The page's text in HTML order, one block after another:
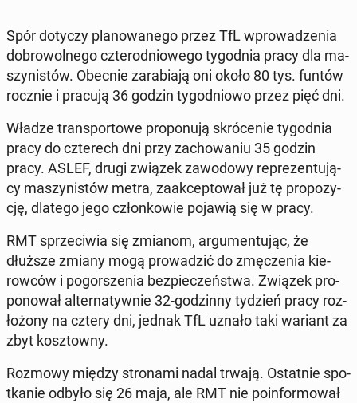
Spór dotyczy pla­no­wa­ne­go przez TfL wpro­wa­dze­nia
do­bro­wol­ne­go czte­ro­dnio­we­go ty­go­dnia pracy dla ma­
szy­ni­stów. Obecnie za­ra­bia­ją oni około 80 tys. funtów
rocznie i pracują 36 godzin ty­go­dnio­wo przez pięć dni.
Władze trans­por­to­we pro­po­nu­ją skró­ce­nie ty­go­dnia
pracy do czte­rech dni przy za­cho­wa­niu 35 godzin
pracy. ASLEF, drugi związek za­wo­do­wy re­pre­zen­tu­ją­
cy ma­szy­ni­stów metra, za­ak­cep­to­wał już tę pro­po­zy­
cję, dlatego jego człon­ko­wie pojawią się w pracy.
RMT sprze­ci­wia się zmianom, ar­gu­men­tu­jąc, że
dłuższe zmiany mogą pro­wa­dzić do zmę­cze­nia kie­
row­ców i po­gor­sze­nia bez­pie­czeń­stwa. Związek pro­
po­no­wał al­ter­na­tyw­nie 32-go­dzin­ny tydzień pracy roz­
ło­żo­ny na cztery dni, jednak TfL uznało taki wariant za
zbyt kosz­tow­ny.
Rozmowy między stro­na­mi nadal trwają. Ostat­nie spo­
tka­nie odbyło się 26 maja, ale RMT nie po­in­for­mo­wał